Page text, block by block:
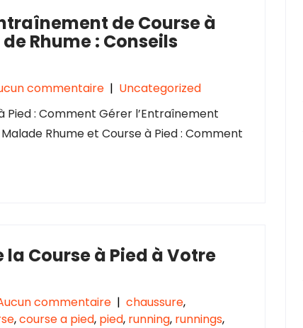
de Course à
Rhume : Conseils
commentaire | Uncategorized
Pied : Comment Gérer l’Entraînement
Rhume et Course à Pied : Comment
la Course à Pied à Votre
commentaire | chaussure,
,course a pied, pied, running, runnings,